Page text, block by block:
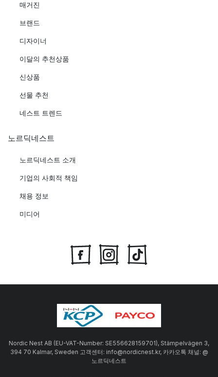
매거진
브랜드
디자이너
이달의 추천상품
신상품
선물 추천
네스트 트렌드
노르딕네스트
노르딕네스트 소개
기업의 사회적 책임
채용 정보
미디어
Nordic Nest AB (EU-VAT-Number: SE556628159701), Stämpelvägen 3,
394 70 Kalmar, Sweden 고객센터: info@nordicnest.kr, 카카오톡 채널: @
노르딕네스트